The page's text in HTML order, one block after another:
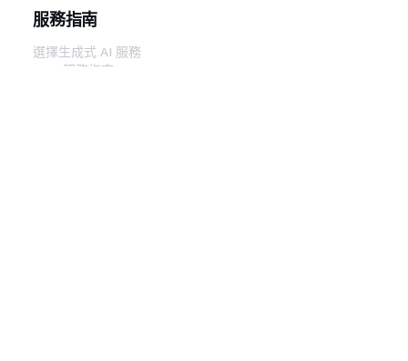
服務指南
選擇生成式 AI 服務
AWS 服務指南